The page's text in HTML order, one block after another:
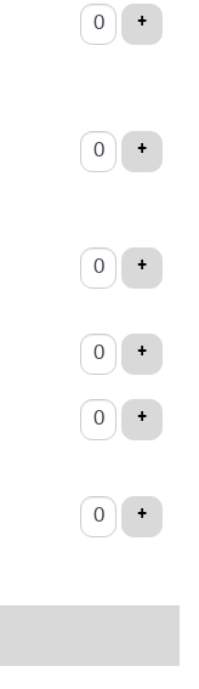
+ADD
+ADD
+ADD
+ADD
+ADD
+ADD